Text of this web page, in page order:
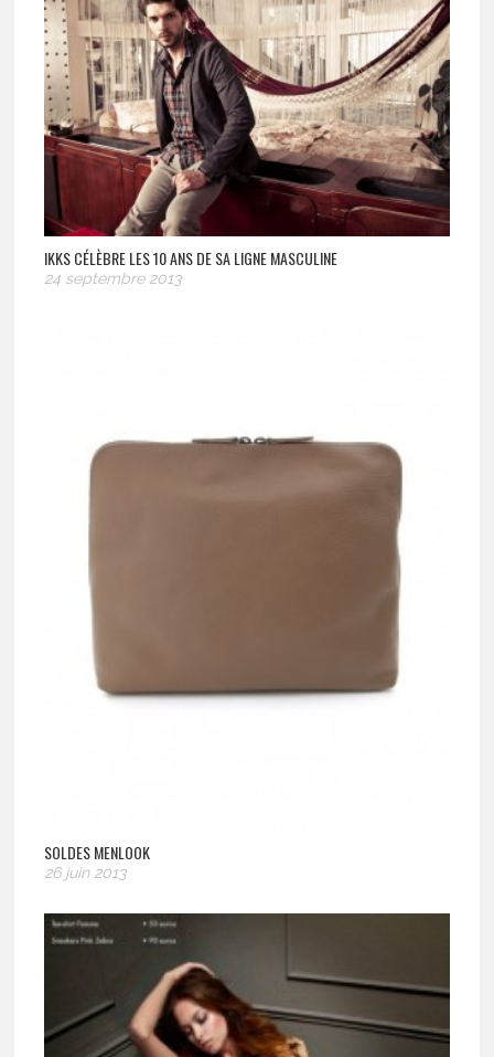
IKKS CÉLÈBRE LES 10 ANS DE SA LIGNE MASCULINE
24 septembre 2013
SOLDES MENLOOK
26 juin 2013